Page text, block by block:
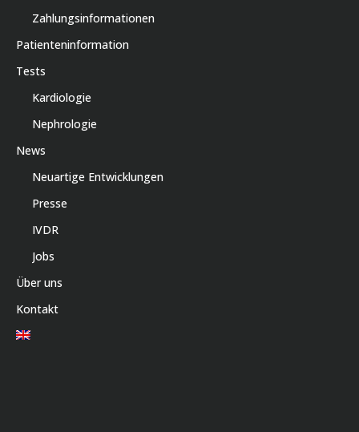
Zahlungsinformationen
Patienteninformation
Tests
Kardiologie
Nephrologie
News
Neuartige Entwicklungen
Presse
IVDR
Jobs
Über uns
Kontakt